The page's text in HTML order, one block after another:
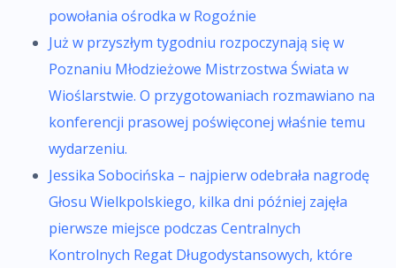
powołania ośrodka w Rogoźnie
Już w przyszłym tygodniu rozpoczynają się w
Poznaniu Młodzieżowe Mistrzostwa Świata w
Wioślarstwie. O przygotowaniach rozmawiano na
konferencji prasowej poświęconej właśnie temu
wydarzeniu.
Jessika Sobocińska – najpierw odebrała nagrodę
Głosu Wielkpolskiego, kilka dni później zajęła
pierwsze miejsce podczas Centralnych
Kontrolnych Regat Długodystansowych, które